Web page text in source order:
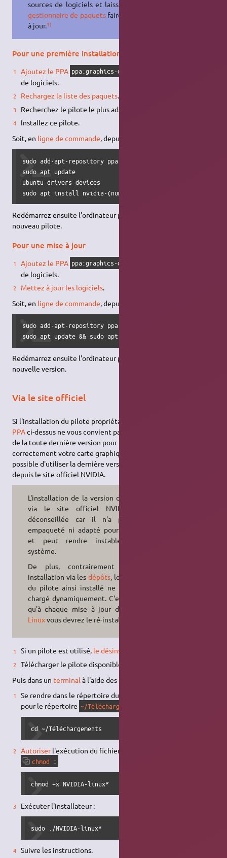
sources de logiciels et laissez votre
gestionnaire de paquetsfaire la mise
à jour.1)
Pour une première installation
Ajoutez le PPA ppa:graphics-drivers/ppa
de logiciels.
Rechargez la liste des paquets.
Recherchez le pilote le plus adapté (
Installez ce pilote.
Soit, en ligne de commande, depuis un
sudo add-apt-repository ppa:graphics-drivers/ppa
sudo apt update
ubuntu-drivers devices
sudo apt install nvidia-(numéro de vesion)
Redémarrez ensuite l'ordinateur pour prendre en compte le
nouveau pilote.
Pour une mise à jour
Ajoutez le PPA ppa:graphics-drivers/ppa
de logiciels.
Mettez à jour les logiciels.
Soit, en ligne de commande, depuis un
sudo add-apt-repository ppa:graphics-drivers/ppa
sudo apt update && sudo apt upgrade
Redémarrez ensuite l'ordinateur pour prendre en compte la
nouvelle version.
Via le site officiel
Si l'installation du pilote propriétaire puis sa mise à jour via le
PPAci-dessus ne vous convient pas, alors que vous avez besoin
de la toute dernière version pour faire fonctionner
correctement votre carte graphique (carte très récente), il est
possible d'utiliser la dernière version du pilote, disponible
depuis le site officiel NVIDIA.
L'installation de la version du pilote
via le site officiel NVIDIA est
déconseillée car il n'a pas été
empaqueté ni adapté pour
et peut rendre instable votre
système.
De plus, contrairement à une
installation via lesdépôts, le
du pilote ainsi installé ne sera pas
chargé dynamiquement. C'est à dire
qu'à chaque mise à jour du
Linuxvous devrez le ré-installer.
Si un pilote est utilisé, le désinstaller
Télécharger le pilote disponible sur
Puis dans un terminal à l'aide descommandes
Se rendre dans le répertoire du téléchargement – exemple
pour le répertoire ~/Téléchargements
cd ~/Téléchargements
Autoriserl'exécution du fichier avec la commande
chmod :
chmod +x NVIDIA-linux*
Exécuter l'installateur :
sudo ./NVIDIA-linux*
Suivre les instructions.